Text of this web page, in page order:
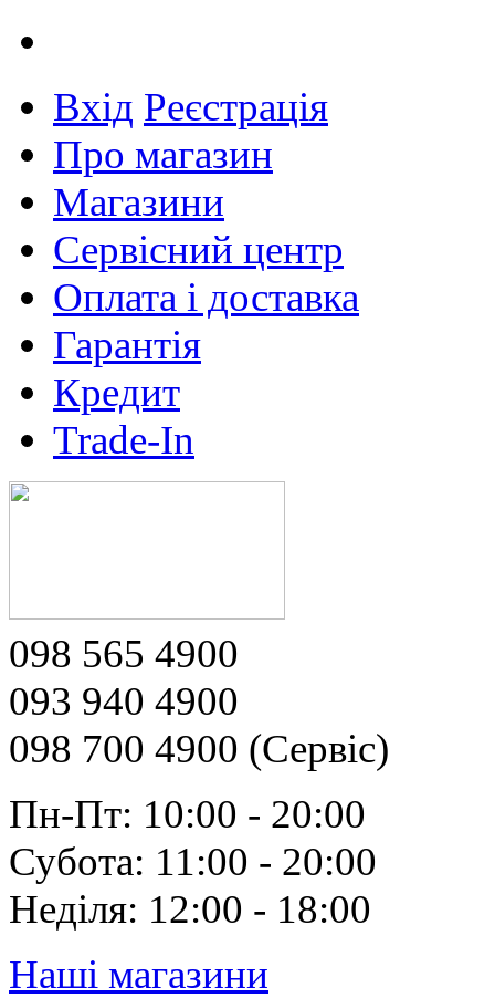
Вхід Реєстрація
Про магазин
Магазини
Сервісний центр
Оплата і доставка
Гарантія
Кредит
Trade-In
098 565 4900
093 940 4900
098 700 4900 (Сервіс)
Пн-Пт: 10:00 - 20:00
Субота: 11:00 - 20:00
Неділя: 12:00 - 18:00
Наші магазини